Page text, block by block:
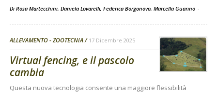
Di Rosa Martecchini, Daniela Lovarelli, Federica Borgonovo, Marcella Guarino -
ALLEVAMENTO - ZOOTECNIA 17 Dicembre 2025
Virtual fencing, e il pascolo
cambia
Questa nuova tecnologia consente una maggiore flessibilità